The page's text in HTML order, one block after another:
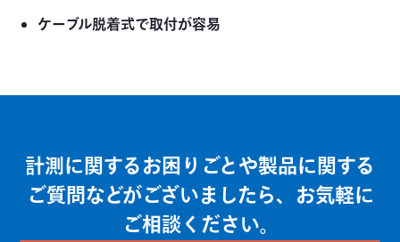
ケーブル脱着式で取付が容易
計測に関するお困りごとや製品に関する
ご質問などがございましたら、お気軽に
ご相談ください。